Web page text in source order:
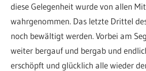
diese Gelegenheit wurde von allen
wahrgenommen. Das letzte Drittel
noch bewältigt werden. Vorbei am
weiter bergauf und bergab und
erschöpft und glücklich alle wieder